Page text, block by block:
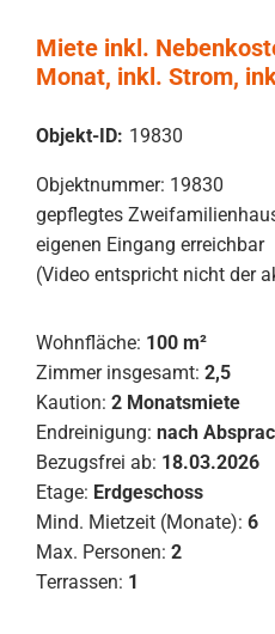
Miete inkl.
Monat, inkl. Strom,
Objekt-ID: 19830
Objektnummer: 19830
gepflegtes
eigenen Eingang erreichbar
(Video entspricht nicht der
Wohnfläche: 100 m²
Zimmer insgesamt: 2,5
Kaution: 2 Monatsmiete
Endreinigung: nach
Bezugsfrei ab: 18.03.2026
Etage: Erdgeschoss
Mind. Mietzeit (Monate): 6
Max. Personen: 2
Terrassen: 1